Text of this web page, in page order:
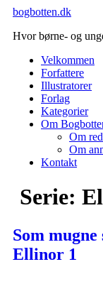
Videre
indhold
bogbotten.dk
Hvor børne- og
Velkommen
Forfattere
Illustratorer
Forlag
Kategorier
Om
Om
Om
Kontakt
Serie:
Som
Ellinor 1